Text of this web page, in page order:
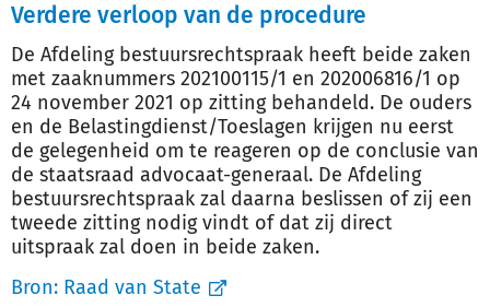
Verdere verloop van de procedure
De Afdeling bestuursrechtspraak heeft beide zaken
met zaaknummers 202100115/1 en 202006816/1 op
24 november 2021 op zitting behandeld. De ouders
en de Belastingdienst/Toeslagen krijgen nu eerst
de gelegenheid om te reageren op de conclusie van
de staatsraad advocaat-generaal. De Afdeling
bestuursrechtspraak zal daarna beslissen of zij een
tweede zitting nodig vindt of dat zij direct
uitspraak zal doen in beide zaken.
Bron: Raad van State